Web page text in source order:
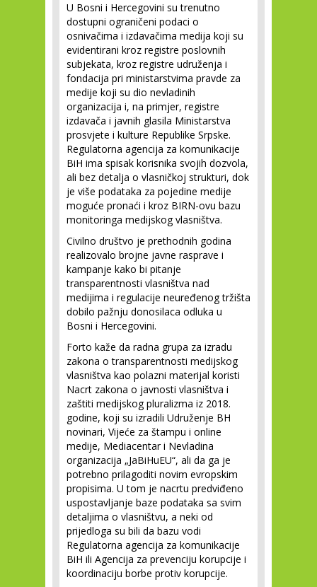
U Bosni i Hercegovini su trenutno
dostupni ograničeni podaci o
osnivačima i izdavačima medija koji su
evidentirani kroz registre poslovnih
subjekata, kroz registre udruženja i
fondacija pri ministarstvima pravde za
medije koji su dio nevladinih
organizacija i, na primjer, registre
izdavača i javnih glasila Ministarstva
prosvjete i kulture Republike Srpske.
Regulatorna agencija za komunikacije
BiH ima spisak korisnika svojih dozvola,
ali bez detalja o vlasničkoj strukturi, dok
je više podataka za pojedine medije
moguće pronaći i kroz BIRN-ovu bazu
monitoringa medijskog vlasništva.
Civilno društvo je prethodnih godina
realizovalo brojne javne rasprave i
kampanje kako bi pitanje
transparentnosti vlasništva nad
medijima i regulacije neuređenog tržišta
dobilo pažnju donosilaca odluka u
Bosni i Hercegovini.
Forto kaže da radna grupa za izradu
zakona o transparentnosti medijskog
vlasništva kao polazni materijal koristi
Nacrt zakona o javnosti vlasništva i
zaštiti medijskog pluralizma iz 2018.
godine, koji su izradili Udruženje BH
novinari, Vijeće za štampu i online
medije, Mediacentar i Nevladina
organizacija „JaBiHuEU“, ali da ga je
potrebno prilagoditi novim evropskim
propisima. U tom je nacrtu predviđeno
uspostavljanje baze podataka sa svim
detaljima o vlasništvu, a neki od
prijedloga su bili da bazu vodi
Regulatorna agencija za komunikacije
BiH ili Agencija za prevenciju korupcije i
koordinaciju borbe protiv korupcije.